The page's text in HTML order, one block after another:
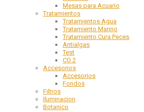
Mesas para Acuario
Tratamientos
Tratamientos Agua
Tratamiento Marino
Tratamiento Cura Peces
Antialgas
Test
CO 2
Accesorios
Accesorios
Fondos
Filtros
Iluminacion
Botanico